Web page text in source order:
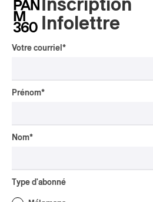
Inscription
Infolettre
Votre courriel *
Prénom*
Nom*
Type d'abonné